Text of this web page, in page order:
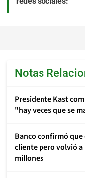
Notas
Presidente Kast
"hay veces que se
Banco confirmó
cliente pero volvió a
millones